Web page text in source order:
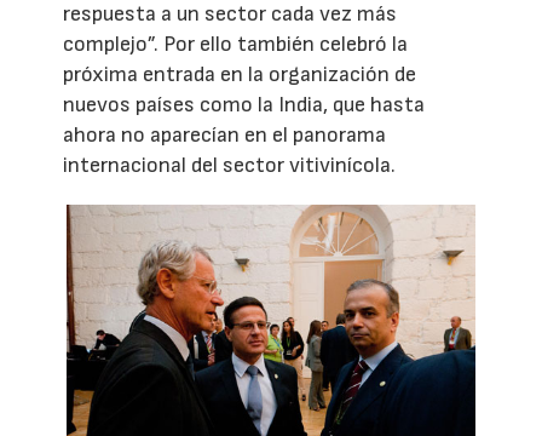
respuesta a un sector cada vez más
complejo”. Por ello también celebró la
próxima entrada en la organización de
nuevos países como la India, que hasta
ahora no aparecían en el panorama
internacional del sector vitivinícola.